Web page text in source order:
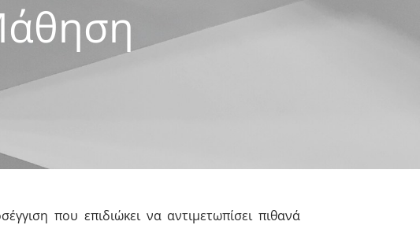
που επιδιώκει να αντιμετωπίσει πιθανά